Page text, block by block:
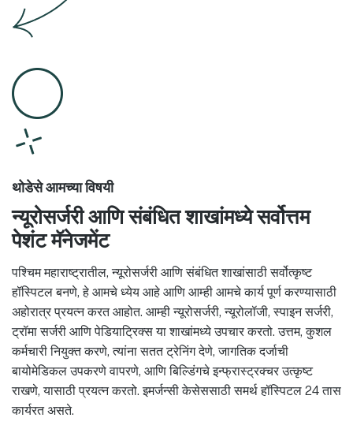
थोडेसे आमच्या विषयी
न्यूरोसर्जरी आणि संबंधित शाखांमध्ये सर्वोत्तम
पेशंट मॅनेजमेंट
पश्चिम महाराष्ट्रातील, न्यूरोसर्जरी आणि संबंधित शाखांसाठी सर्वोत्कृष्ट
हॉस्पिटल बनणे, हे आमचे ध्येय आहे आणि आम्ही आमचे कार्य पूर्ण करण्यासाठी
अहोरात्र प्रयत्न करत आहोत. आम्ही न्यूरोसर्जरी, न्यूरोलॉजी, स्पाइन सर्जरी,
ट्रॉमा सर्जरी आणि पेडियाट्रिक्स या शाखांमध्ये उपचार करतो. उत्तम, कुशल
कर्मचारी नियुक्त करणे, त्यांना सतत ट्रेनिंग देणे, जागतिक दर्जाची
बायोमेडिकल उपकरणे वापरणे, आणि बिल्डिंगचे इन्फ्रास्ट्रक्चर उत्कृष्ट
राखणे, यासाठी प्रयत्न करतो. इमर्जन्सी केसेससाठी समर्थ हॉस्पिटल 24 तास
कार्यरत असते.